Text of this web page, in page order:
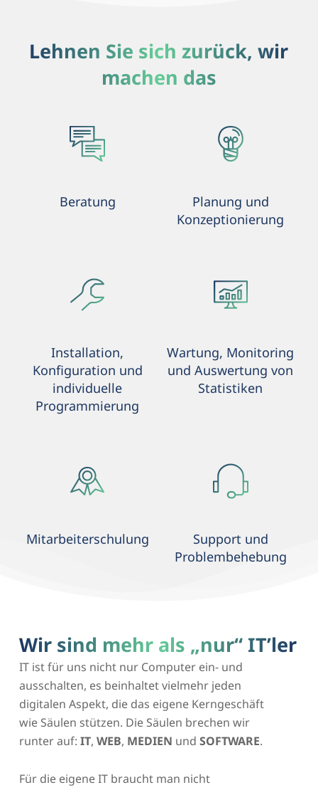
Lehnen Sie sich zurück, wir
machen das
Beratung
Planung und
Konzeptionierung
Installation,
Konfiguration und
individuelle
Programmierung
Wartung, Monitoring
und Auswertung von
Statistiken
Mitarbeiterschulung
Support und
Problembehebung
Wir sind mehr als „nur“ IT’ler
IT ist für uns nicht nur Computer ein- und
ausschalten, es beinhaltet vielmehr jeden
digitalen Aspekt, die das eigene Kerngeschäft
wie Säulen stützen. Die Säulen brechen wir
runter auf:IT,WEB, MEDIEN undSOFTWARE.
Für die eigene IT braucht man nicht